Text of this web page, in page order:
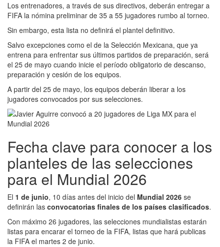
Los entrenadores, a través de sus directivos, deberán entregar a
FIFA la nómina preliminar de 35 a 55 jugadores rumbo al torneo.
Sin embargo, esta lista no definirá el plantel definitivo.
Salvo excepciones como el de la Selección Mexicana, que ya
entrena para enfrentar sus últimos partidos de preparación, será
el 25 de mayo cuando inicie el período obligatorio de descanso,
preparación y cesión de los equipos.
A partir del 25 de mayo, los equipos deberán liberar a los
jugadores convocados por sus selecciones.
Fecha clave para conocer a los
planteles de las selecciones
para el Mundial 2026
El 1 de junio, 10 días antes del inicio del Mundial 2026 se
definirán las convocatorias finales de los países clasificados.
Con máximo 26 jugadores, las selecciones mundialistas estarán
listas para encarar el torneo de la FIFA, listas que hará publicas
la FIFA el martes 2 de junio.